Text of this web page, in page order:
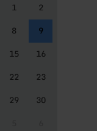
1
2
8
9
15
16
22
23
29
30